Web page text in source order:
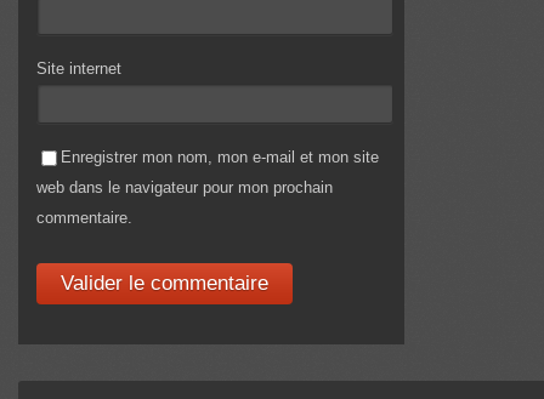
Site internet
Enregistrer mon nom, mon e-mail et mon site
web dans le navigateur pour mon prochain
commentaire.